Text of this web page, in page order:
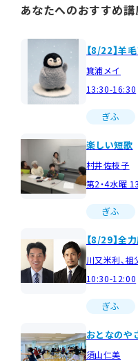
あなたへのおすすめ講
【8/22】羊
箕浦メイ
13:30-16:30
ぎふ
楽しい短歌
村井佐枝子
第2・4水曜
ぎふ
【8/29】全
川又米利、祖
10:30-12:00
ぎふ
おとなのや
須山仁美